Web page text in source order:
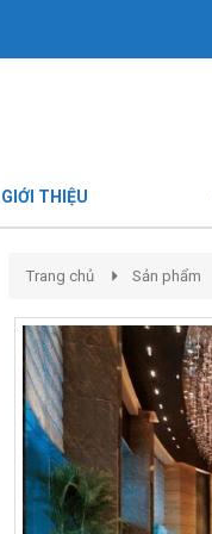
GIỚI THIỆU
Trang chủ Sản phẩm